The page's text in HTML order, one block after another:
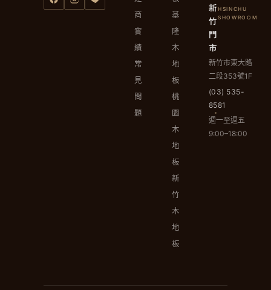
商
實
績
常
見
問
題
基
隆
木
地
板
桃
園
木
地
板
新
竹
木
地
板
新
竹
門
市
HSINCHU
SHOWROOM
新竹市東大路
二段353號1F
(03) 535-
8581
週一至週五
9:00–18:00